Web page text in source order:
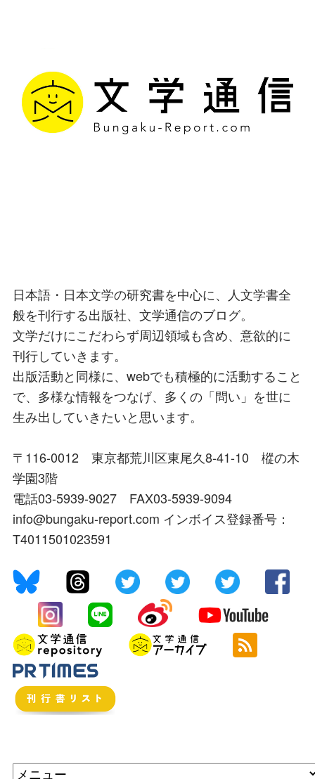
日本語・日本文学の研究書を中心に、人文学書全
般を刊行する出版社、文学通信のブログ。
文学だけにこだわらず周辺領域も含め、意欲的に
刊行していきます。
出版活動と同様に、webでも積極的に活動すること
で、多様な情報をつなげ、多くの「問い」を世に
生み出していきたいと思います。
〒116-0012 東京都荒川区東尾久8-41-10 樅の木
学園3階
電話03-5939-9027 FAX03-5939-9094
info@bungaku-report.com インボイス登録番号：
T4011501023591